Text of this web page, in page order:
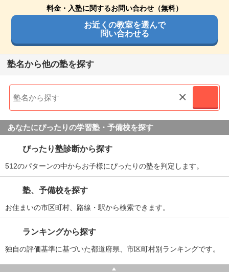
料金・入塾に関するお問い合わせ（無料）
お近くの教室を選んで
問い合わせる
塾名から他の塾を探す
×
あなたにぴったりの学習塾・予備校を探す
ぴったり塾診断から探す
512のパターンの中からお子様にぴったりの塾を判定します。
塾、予備校を探す
お住まいの市区町村、路線・駅から検索できます。
ランキングから探す
独自の評価基準に基づいた都道府県、市区町村別ランキングです。